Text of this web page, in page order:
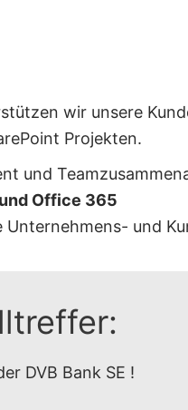
wir unsere
Projekten.
und
Office 365
und
DVB Bank SE !